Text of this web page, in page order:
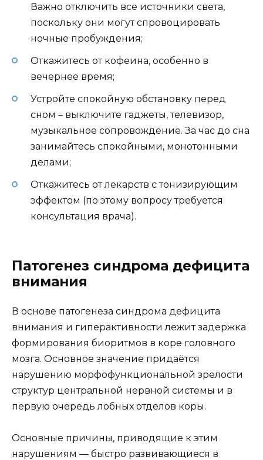
Важно отключить все источники света,
поскольку они могут спровоцировать
ночные пробуждения;
Откажитесь от кофеина, особенно в
вечернее время;
Устройте спокойную обстановку перед
сном – выключите гаджеты, телевизор,
музыкальное сопровождение. За час до сна
занимайтесь спокойными, монотонными
делами;
Откажитесь от лекарств с тонизирующим
эффектом (по этому вопросу требуется
консультация врача).
Патогенез синдрома дефицита
внимания
В основе патогенеза синдрома дефицита
внимания и гиперактивности лежит задержка
формирования биоритмов в коре головного
мозга. Основное значение придаётся
нарушению морфофункциональной зрелости
структур центральной нервной системы и в
первую очередь лобных отделов коры.
Основные причины, приводящие к этим
нарушениям — быстро развивающиеся в